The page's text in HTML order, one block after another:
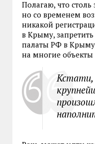
Полагаю, что
но со временем
никакой
в Крыму,
палаты РФ в Крыму
на многие
Кстати,